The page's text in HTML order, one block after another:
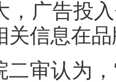
，广告投
关信息在
二审认为